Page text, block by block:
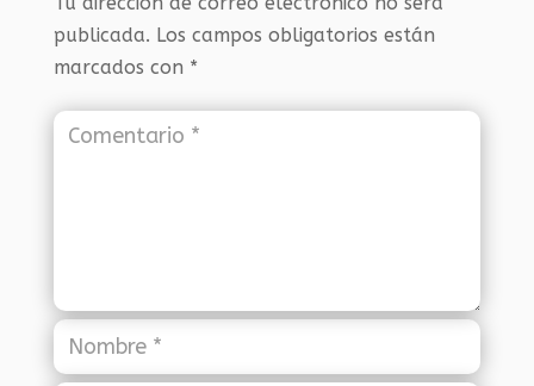
publicada. Los campos obligatorios están
marcados con *